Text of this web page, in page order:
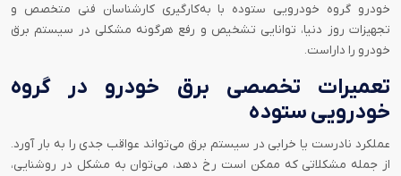
خودرو گروه خودرویی ستوده با به‌کار‌گیری کارشناسان فنی متخصص و
تجهیزات روز دنیا، توانایی تشخیص و رفع هرگونه مشکلی در سیستم برق
خودرو را داراست.
تعمیرات تخصصی برق خودرو در گروه
خودرویی ستوده
عملکرد نادرست یا خرابی در سیستم برق می‌تواند عواقب جدی را به بار آورد.
از جمله مشکلاتی که ممکن است رخ دهد، می‌توان به مشکل در روشنایی،